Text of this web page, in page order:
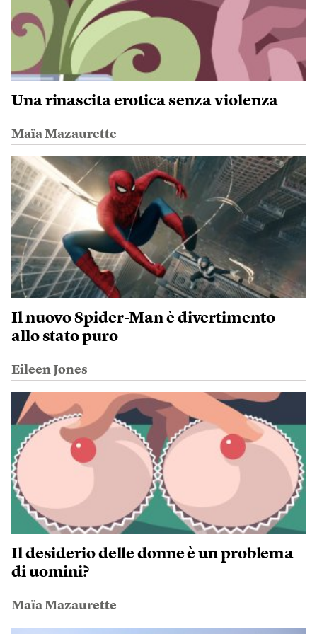
Una rinascita erotica senza violenza
Maïa Mazaurette
Il nuovo Spider-Man è divertimento
allo stato puro
Eileen Jones
Il desiderio delle donne è un problema
di uomini?
Maïa Mazaurette